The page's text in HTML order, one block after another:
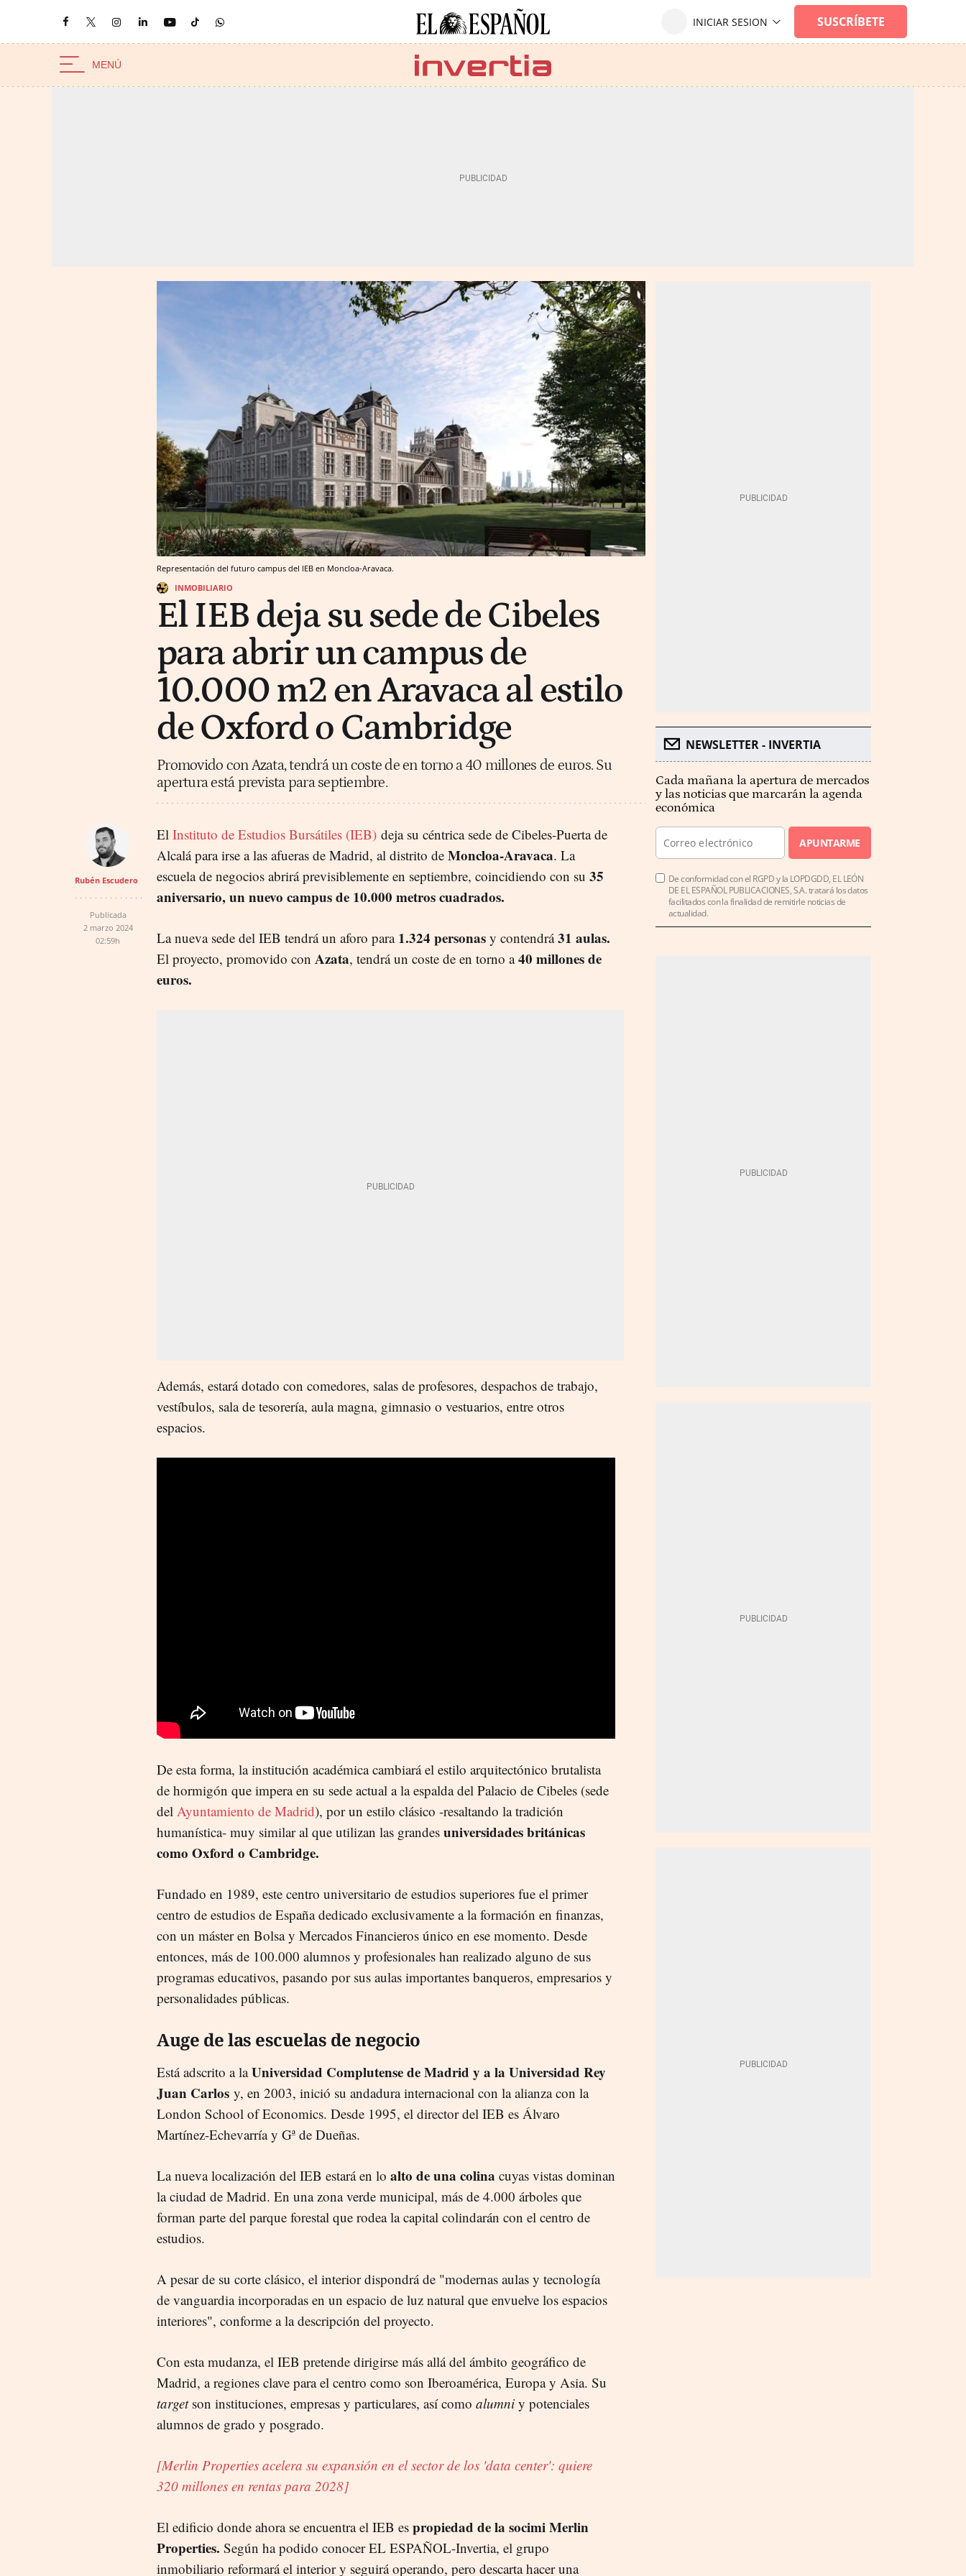
Representación del futuro campus del IEB en Moncloa-Aravaca.
INMOBILIARIO
El IEB deja su sede de Cibeles
para abrir un campus de
10.000 m2 en Aravaca al estilo
de Oxford o Cambridge
Promovido con Azata, tendrá un coste de en torno a 40 millones de euros. Su
apertura está prevista para septiembre.
Rubén Escudero
Publicada
2 marzo 2024
02:59h
El Instituto de Estudios Bursátiles (IEB) deja su céntrica sede de Cibeles-Puerta de
Alcalá para irse a las afueras de Madrid, al distrito de Moncloa-Aravaca. La
escuela de negocios abrirá previsiblemente en septiembre, coincidiendo con su 35
aniversario, un nuevo campus de 10.000 metros cuadrados.
La nueva sede del IEB tendrá un aforo para 1.324 personas y contendrá31 aulas.
El proyecto, promovido con Azata, tendrá un coste de en torno a40 millones de
euros.
Además, estará dotado con comedores, salas de profesores, despachos de trabajo,
vestíbulos, sala de tesorería, aula magna, gimnasio o vestuarios, entre otros
espacios.
De esta forma, la institución académica cambiará el estilo arquitectónico brutalista
de hormigón que impera en su sede actual a la espalda del Palacio de Cibeles (sede
del Ayuntamiento de Madrid), por un estilo clásico -resaltando la tradición
humanística- muy similar al que utilizan las grandes universidades británicas
como Oxford o Cambridge.
Fundado en 1989, este centro universitario de estudios superiores fue el primer
centro de estudios de España dedicado exclusivamente a la formación en finanzas,
con un máster en Bolsa y Mercados Financieros único en ese momento. Desde
entonces, más de 100.000 alumnos y profesionales han realizado alguno de sus
programas educativos, pasando por sus aulas importantes banqueros, empresarios y
personalidades públicas.
Auge de las escuelas de negocio
Está adscrito a laUniversidad Complutense de Madrid y a la Universidad Rey
Juan Carlos y, en 2003, inició su andadura internacional con la alianza con la
London School of Economics. Desde 1995, el director del IEB es Álvaro
Martínez-Echevarría y Gª de Dueñas.
La nueva localización del IEB estará en lo alto de una colina cuyas vistas dominan
la ciudad de Madrid. En una zona verde municipal, más de 4.000 árboles que
forman parte del parque forestal que rodea la capital colindarán con el centro de
estudios.
A pesar de su corte clásico, el interior dispondrá de "modernas aulas y tecnología
de vanguardia incorporadas en un espacio de luz natural que envuelve los espacios
interiores", conforme a la descripción del proyecto.
Con esta mudanza, el IEB pretende dirigirse más allá del ámbito geográfico de
Madrid, a regiones clave para el centro como son Iberoamérica, Europa y Asia. Su
targetson instituciones, empresas y particulares, así como alumni y potenciales
alumnos de grado y posgrado.
[Merlin Properties acelera su expansión en el sector de los 'data center': quiere
320 millones en rentas para 2028]
El edificio donde ahora se encuentra el IEB es propiedad de la socimi Merlin
Properties. Según ha podido conocer EL ESPAÑOL-Invertia, el grupo
inmobiliario reformará el interior y seguirá operando, pero descarta hacer una
NEWSLETTER - INVERTIA
Cada mañana la apertura de mercados
y las noticias que marcarán la agenda
económica
APUNTARME
De conformidad con el RGPD y la LOPDGDD, EL LEÓN
DE EL ESPAÑOL PUBLICACIONES, S.A. tratará los datos
facilitados con la finalidad de remitirle noticias de
actualidad.